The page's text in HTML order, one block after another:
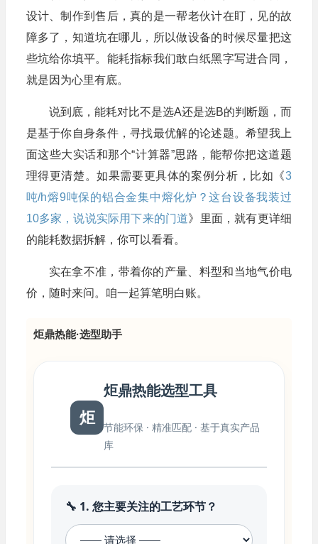
设计、制作到售后，真的是一帮老伙计在盯，见的故
障多了，知道坑在哪儿，所以做设备的时候尽量把这
些坑给你填平。能耗指标我们敢白纸黑字写进合同，
就是因为心里有底。
说到底，能耗对比不是选A还是选B的判断题，而
是基于你自身条件，寻找最优解的论述题。希望我上
面这些大实话和那个“计算器”思路，能帮你把这道题
理得更清楚。如果需要更具体的案例分析，比如《3
吨/h熔9吨保的铝合金集中熔化炉？这台设备我装过
10多家，说说实际用下来的门道》里面，就有更详细
的能耗数据拆解，你可以看看。
实在拿不准，带着你的产量、料型和当地气价电
价，随时来问。咱一起算笔明白账。
炬鼎热能·选型助手
炬
炬鼎热能选型工具
节能环保 · 精准匹配 · 基于真实产品
库
🔧 1. 您主要关注的工艺环节？